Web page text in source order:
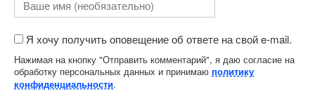
Я хочу получить оповещение об ответе на свой e-mail.
Нажимая на кнопку "Отправить комментарий", я даю согласие на
обработку персональных данных и принимаю политику
конфиденциальности.